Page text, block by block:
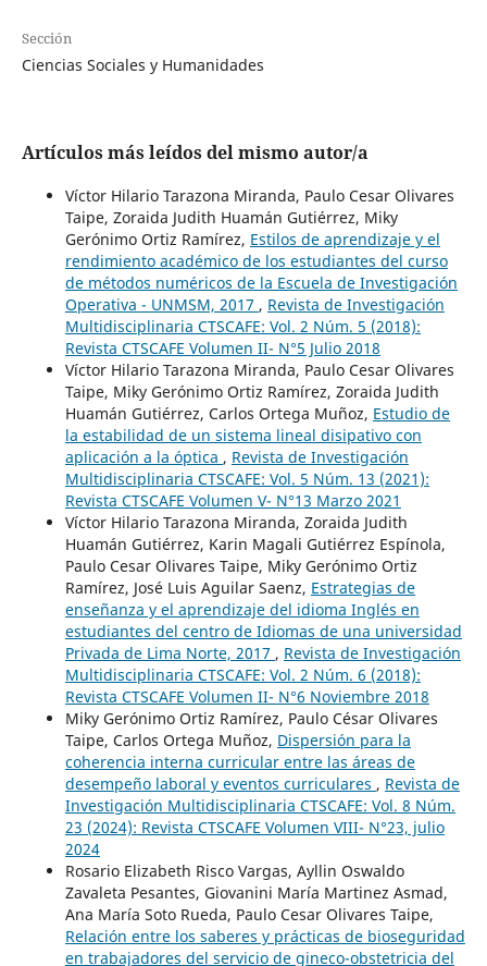
Sección
Ciencias Sociales y Humanidades
Artículos más leídos del mismo autor/a
Víctor Hilario Tarazona Miranda, Paulo Cesar Olivares
Taipe, Zoraida Judith Huamán Gutiérrez, Miky
Gerónimo Ortiz Ramírez, Estilos de aprendizaje y el
rendimiento académico de los estudiantes del curso
de métodos numéricos de la Escuela de Investigación
Operativa - UNMSM, 2017 , Revista de Investigación
Multidisciplinaria CTSCAFE: Vol. 2 Núm. 5 (2018):
Revista CTSCAFE Volumen II- N°5 Julio 2018
Víctor Hilario Tarazona Miranda, Paulo Cesar Olivares
Taipe, Miky Gerónimo Ortiz Ramírez, Zoraida Judith
Huamán Gutiérrez, Carlos Ortega Muñoz, Estudio de
la estabilidad de un sistema lineal disipativo con
aplicación a la óptica , Revista de Investigación
Multidisciplinaria CTSCAFE: Vol. 5 Núm. 13 (2021):
Revista CTSCAFE Volumen V- N°13 Marzo 2021
Víctor Hilario Tarazona Miranda, Zoraida Judith
Huamán Gutiérrez, Karin Magali Gutiérrez Espínola,
Paulo Cesar Olivares Taipe, Miky Gerónimo Ortiz
Ramírez, José Luis Aguilar Saenz, Estrategias de
enseñanza y el aprendizaje del idioma Inglés en
estudiantes del centro de Idiomas de una universidad
Privada de Lima Norte, 2017 , Revista de Investigación
Multidisciplinaria CTSCAFE: Vol. 2 Núm. 6 (2018):
Revista CTSCAFE Volumen II- N°6 Noviembre 2018
Miky Gerónimo Ortiz Ramírez, Paulo César Olivares
Taipe, Carlos Ortega Muñoz, Dispersión para la
coherencia interna curricular entre las áreas de
desempeño laboral y eventos curriculares , Revista de
Investigación Multidisciplinaria CTSCAFE: Vol. 8 Núm.
23 (2024): Revista CTSCAFE Volumen VIII- N°23, julio
2024
Rosario Elizabeth Risco Vargas, Ayllin Oswaldo
Zavaleta Pesantes, Giovanini María Martinez Asmad,
Ana María Soto Rueda, Paulo Cesar Olivares Taipe,
Relación entre los saberes y prácticas de bioseguridad
en trabajadores del servicio de gineco-obstetricia del